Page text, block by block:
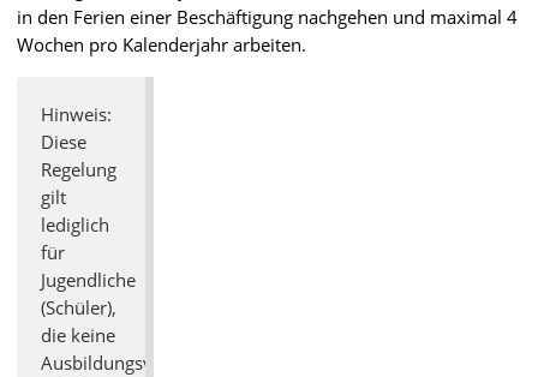
in den Ferien einer Beschäftigung nachgehen und maximal 4
Wochen pro Kalenderjahr arbeiten.
Hinweis:
Diese
Regelung
gilt
lediglich
für
Jugendliche
(Schüler),
die keine
Ausbildungsvergütung